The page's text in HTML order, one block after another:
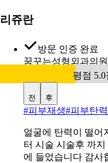
리쥬란
방문 인증 완료
꿈꾸는성형외과의원
평점
전 후
#피부재생#피부탄
얼굴에 탄력이 떨어
터 시술 시술후 까
에 들었습니다 감사